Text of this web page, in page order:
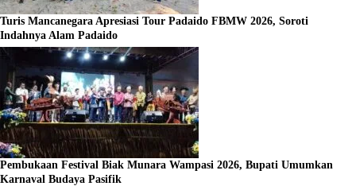
Turis Mancanegara Apresiasi Tour Padaido FBMW 2026, Soroti
Indahnya Alam Padaido
Pembukaan Festival Biak Munara Wampasi 2026, Bupati Umumkan
Karnaval Budaya Pasifik